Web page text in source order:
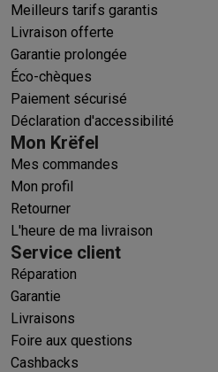
Meilleurs tarifs garantis
Livraison offerte
Garantie prolongée
Éco-chèques
Paiement sécurisé
Déclaration d'accessibilité
Mon Krëfel
Mes commandes
Mon profil
Retourner
L'heure de ma livraison
Service client
Réparation
Garantie
Livraisons
Foire aux questions
Cashbacks